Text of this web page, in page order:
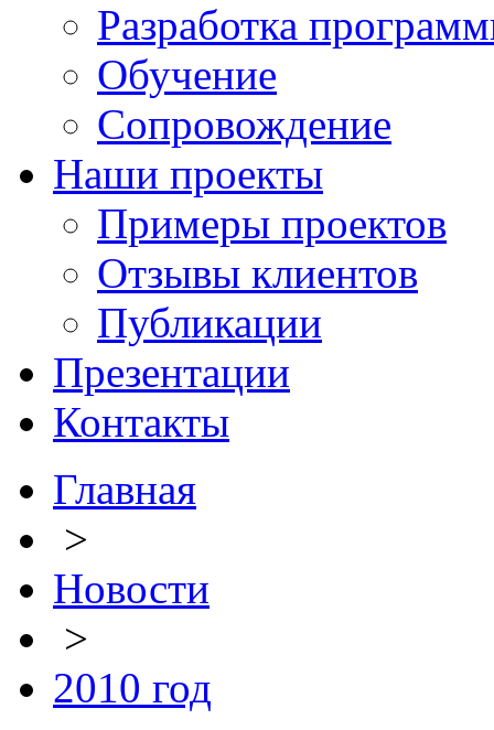
Разработка
Обучение
Сопровождение
Наши проекты
Примеры проектов
Отзывы клиентов
Публикации
Презентации
Контакты
Главная
>
Новости
>
2010 год